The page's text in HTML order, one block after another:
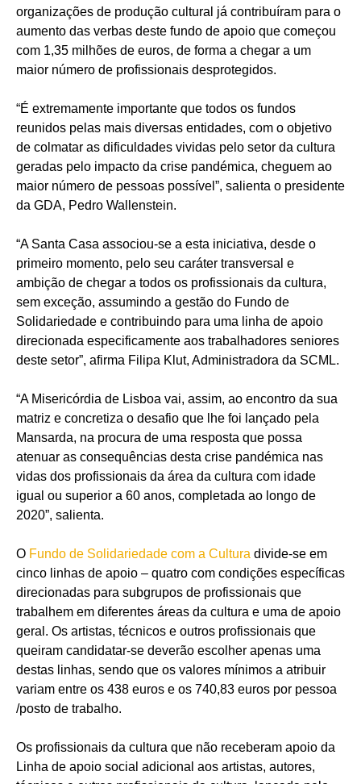
organizações de produção cultural já contribuíram para o
aumento das verbas deste fundo de apoio que começou
com 1,35 milhões de euros, de forma a chegar a um
maior número de profissionais desprotegidos.
“É extremamente importante que todos os fundos
reunidos pelas mais diversas entidades, com o objetivo
de colmatar as dificuldades vividas pelo setor da cultura
geradas pelo impacto da crise pandémica, cheguem ao
maior número de pessoas possível”, salienta o presidente
da GDA, Pedro Wallenstein.
“A Santa Casa associou-se a esta iniciativa, desde o
primeiro momento, pelo seu caráter transversal e
ambição de chegar a todos os profissionais da cultura,
sem exceção, assumindo a gestão do Fundo de
Solidariedade e contribuindo para uma linha de apoio
direcionada especificamente aos trabalhadores seniores
deste setor”, afirma Filipa Klut, Administradora da SCML.
“A Misericórdia de Lisboa vai, assim, ao encontro da sua
matriz e concretiza o desafio que lhe foi lançado pela
Mansarda, na procura de uma resposta que possa
atenuar as consequências desta crise pandémica nas
vidas dos profissionais da área da cultura com idade
igual ou superior a 60 anos, completada ao longo de
2020”, salienta.
O Fundo de Solidariedade com a Cultura divide-se em
cinco linhas de apoio – quatro com condições específicas
direcionadas para subgrupos de profissionais que
trabalhem em diferentes áreas da cultura e uma de apoio
geral. Os artistas, técnicos e outros profissionais que
queiram candidatar-se deverão escolher apenas uma
destas linhas, sendo que os valores mínimos a atribuir
variam entre os 438 euros e os 740,83 euros por pessoa
/posto de trabalho.
Os profissionais da cultura que não receberam apoio da
Linha de apoio social adicional aos artistas, autores,